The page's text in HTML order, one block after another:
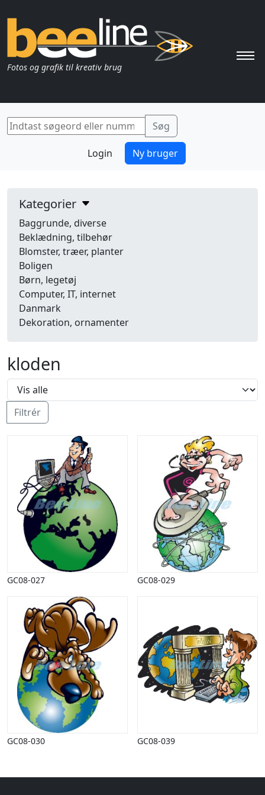
Fotos og grafik til kreativ brug
Login Ny bruger
Kategorier
Baggrunde, diverse
Beklædning, tilbehør
Blomster, træer, planter
Boligen
Børn, legetøj
Computer, IT, internet
Danmark
Dekoration, ornamenter
Efterår
Energi, miljø, økologi
Erhverv
Fænomener, begreber
Fastelavn, karneval
Fly, luftfart
Folkeslag
Forår
Fritid, hobby
Frugt, grønt
Halloween
Håndværk
Haven
Huse, bygninger
Jul
Kærlighed, bryllup
Kommunikation, nyhedsformidling
Køretøjer
Landbrug
Lov, orden
Lyd, billede
Mad, drikke
Mærkedage
Marked, kræmmere
Mennesker
Natur
kloden
Filtrér
GC08-027 GC08-029
GC08-030 GC08-039